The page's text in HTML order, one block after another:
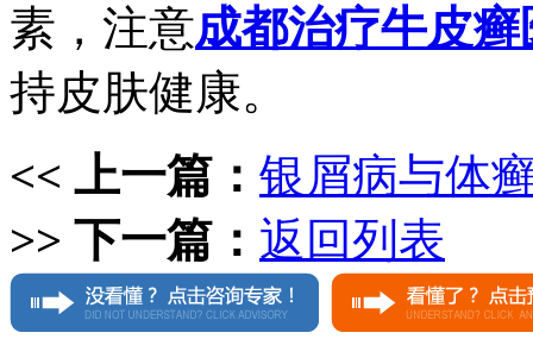
素，注意成都治疗牛皮癣
持皮肤健康。
<< 上一篇： 银屑病与体
>> 下一篇： 返回列表